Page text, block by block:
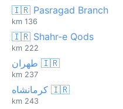
🇮🇷 Pasragad Branch
136 km
🇮🇷 Shahr-e Qods
222 km
🇮🇷 طهران
237 km
🇮🇷 كرمانشاه
243 km